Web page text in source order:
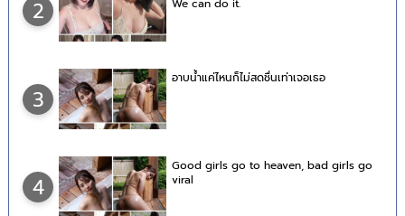
2
We can do it.
3
อาบน้ำแค่ไหนก็ไม่สดชื่นเท่าเจอเธอ
4
Good girls go to heaven, bad girls go
viral